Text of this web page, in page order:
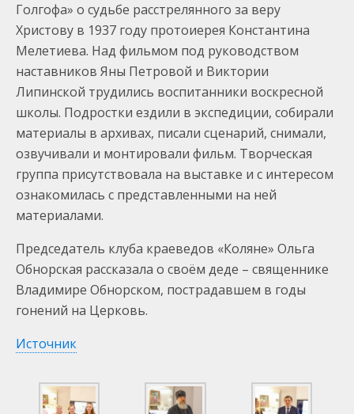
Голгофа» о судьбе расстрелянного за веру
Христову в 1937 году протоиерея Константина
Мелетиева. Над фильмом под руководством
наставников Яны Петровой и Виктории
Липинской трудились воспитанники воскресной
школы. Подростки ездили в экспедиции, собирали
материалы в архивах, писали сценарий, снимали,
озвучивали и монтировали фильм. Творческая
группа присутствовала на выставке и с интересом
ознакомилась с представленными на ней
материалами.
Председатель клуба краеведов «Коляне» Ольга
Обнорская рассказала о своём деде – священнике
Владимире Обнорском, пострадавшем в годы
гонений на Церковь.
Источник